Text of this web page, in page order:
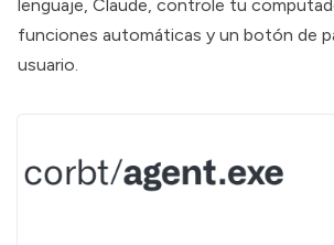
lenguaje, Claude, controle tu
funciones automáticas y un botón de
usuario.